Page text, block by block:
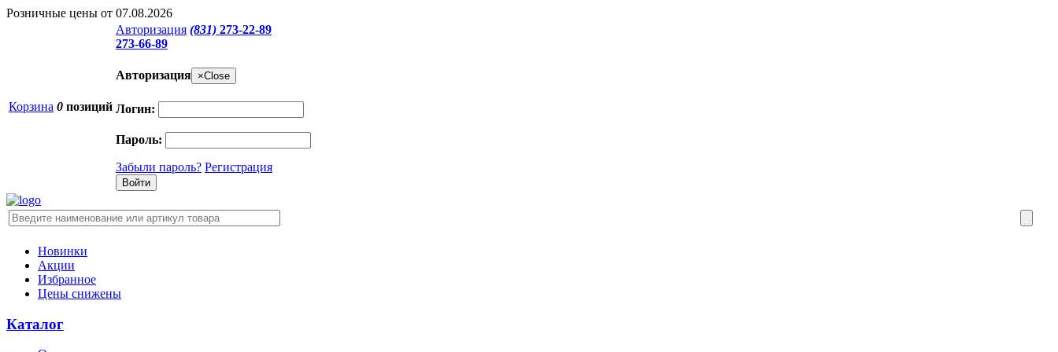
Розничные цены от 07.08.2026
Корзина 0 позиций
Авторизация (831) 273-22-89
273-66-89
Авторизация ×Close
Логин:
Пароль:
Забыли пароль? Регистрация
Новинки
Акции
Избранное
Цены снижены
Каталог